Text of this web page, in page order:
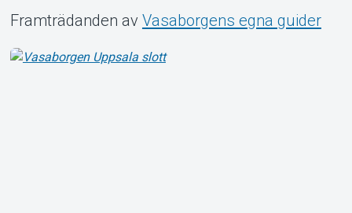
Framträdanden av Vasaborgens egna guider